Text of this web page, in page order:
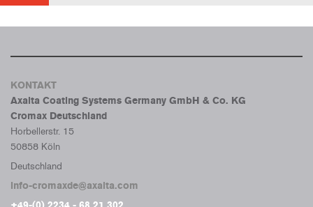
KONTAKT
Axalta Coating Systems Germany GmbH & Co. KG
Cromax Deutschland
Horbellerstr. 15
50858 Köln
Deutschland
info-cromaxde@axalta.com